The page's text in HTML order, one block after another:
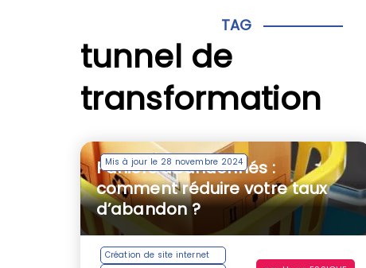
TAG
tunnel de
transformation
Mis à jour le 28 novembre 2024
Paniers abandonnés :
comment réduire votre taux
d’abandon ?
Création de site internet